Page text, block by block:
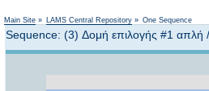
Main Site » LAMS Central Repository » One Sequence
Sequence: (3) Δομή επιλογής #1 απλή /